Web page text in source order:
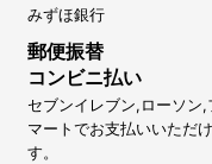
みずほ銀行
郵便振替
コンビニ払い
セブンイレブン,ローソン
マートでお支払いいただ
す。